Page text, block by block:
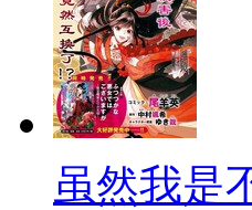
虽然我是